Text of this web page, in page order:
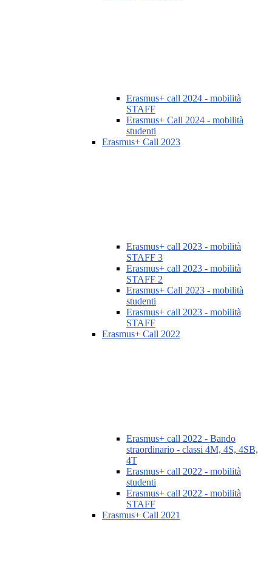
Erasmus+ call 2024 - mobilità
STAFF
Erasmus+ Call 2024 - mobilità
studenti
Erasmus+ Call 2023
Erasmus+ call 2023 - mobilità
STAFF 3
Erasmus+ call 2023 - mobilità
STAFF 2
Erasmus+ Call 2023 - mobilità
studenti
Erasmus+ call 2023 - mobilità
STAFF
Erasmus+ Call 2022
Erasmus+ call 2022 - Bando
straordinario - classi 4M, 4S, 4SB,
4T
Erasmus+ call 2022 - mobilità
studenti
Erasmus+ call 2022 - mobilità
STAFF
Erasmus+ Call 2021